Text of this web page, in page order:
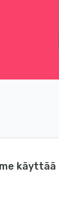
käyttää